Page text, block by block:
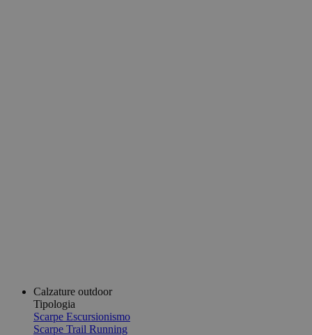
Calzature outdoor
Tipologia
Scarpe Escursionismo
Scarpe Trail Running